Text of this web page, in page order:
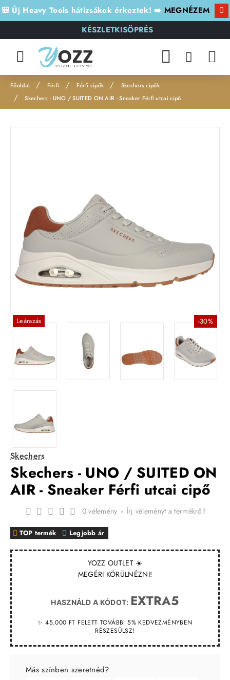
🎒 Új Heavy Tools hátizsákok érkeztek! ➡️ MEGNÉZEM
KÉSZLETKISÖPRÉS
o
Férfi Férfi cipők
Skechers cipők
Skechers - UNO / SUITED ON AIR - Sneaker Férfi utcai cipő
Leárazás -30%
Skechers
Skechers - UNO / SUITED ON
AIR - Sneaker Férfi utcai cipő
YOZZ OUTLET ☀️
MEGÉRI KÖRÜLNÉZNI!
HASZNÁLD A KÓDOT: EXTRA5
✨ 45.000 FT FELETT TOVÁBBI 5% KEDVEZMÉNYBEN
RÉSZESÜLSZ!
TOP termék Legjobb ár
0 vélemény - Írj véleményt a termékről!
Más színben szeretnéd?